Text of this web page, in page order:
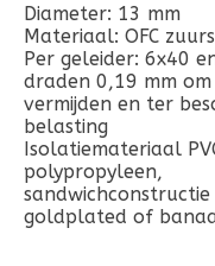
Diameter: 13 mm
Materiaal: OFC
Per geleider: 6x40
draden 0,19 mm
vermijden en ter
belasting
Isolatiemateriaal
polypropyleen,
goldplated of